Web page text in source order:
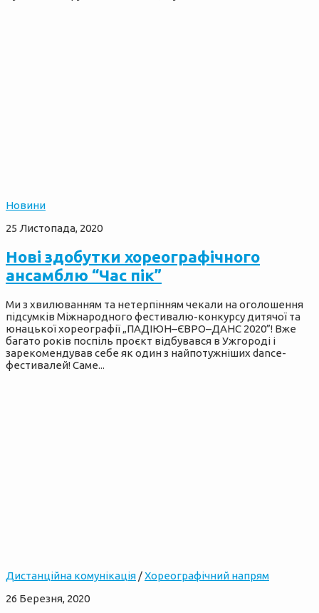
Новини
25 Листопада, 2020
Нові здобутки хореографічного
ансамблю “Час пік”
Ми з хвилюванням та нетерпінням чекали на оголошення
підсумків Міжнародного фестивалю-конкурсу дитячої та
юнацької хореографії „ПАДІЮН–ЄВРО–ДАНС 2020”! Вже
багато років поспіль проєкт відбувався в Ужгороді і
зарекомендував себе як один з найпотужніших dance-
фестивалей! Саме...
Дистанційна комунікація /Хореографічний напрям
26 Березня, 2020